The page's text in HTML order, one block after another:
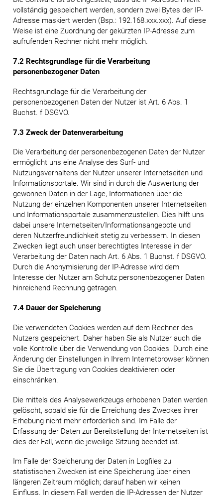
vollständig gespeichert werden, sondern zwei Bytes der IP-
Adresse maskiert werden (Bsp.: 192.168.xxx.xxx). Auf diese
Weise ist eine Zuordnung der gekürzten IP-Adresse zum
aufrufenden Rechner nicht mehr möglich.
7.2 Rechtsgrundlage für die Verarbeitung
personenbezogener Daten
Rechtsgrundlage für die Verarbeitung der
personenbezogenen Daten der Nutzer ist Art. 6 Abs. 1
Buchst. f DSGVO.
7.3 Zweck der Datenverarbeitung
Die Verarbeitung der personenbezogenen Daten der Nutzer
ermöglicht uns eine Analyse des Surf- und
Nutzungsverhaltens der Nutzer unserer Internetseiten und
Informationsportale. Wir sind in durch die Auswertung der
gewonnen Daten in der Lage, Informationen über die
Nutzung der einzelnen Komponenten unserer Internetseiten
und Informationsportale zusammenzustellen. Dies hilft uns
dabei unsere Internetseiten/Informationsangebote und
deren Nutzerfreundlichkeit stetig zu verbessern. In diesen
Zwecken liegt auch unser berechtigtes Interesse in der
Verarbeitung der Daten nach Art. 6 Abs. 1 Buchst. f DSGVO.
Durch die Anonymisierung der IP-Adresse wird dem
Interesse der Nutzer am Schutz personenbezogener Daten
hinreichend Rechnung getragen.
7.4 Dauer der Speicherung
Die verwendeten Cookies werden auf dem Rechner des
Nutzers gespeichert. Daher haben Sie als Nutzer auch die
volle Kontrolle über die Verwendung von Cookies. Durch eine
Änderung der Einstellungen in Ihrem Internetbrowser können
Sie die Übertragung von Cookies deaktivieren oder
einschränken.
Die mittels des Analysewerkzeugs erhobenen Daten werden
gelöscht, sobald sie für die Erreichung des Zweckes ihrer
Erhebung nicht mehr erforderlich sind. Im Falle der
Erfassung der Daten zur Bereitstellung der Internetseiten ist
dies der Fall, wenn die jeweilige Sitzung beendet ist.
Im Falle der Speicherung der Daten in Logfiles zu
statistischen Zwecken ist eine Speicherung über einen
längeren Zeitraum möglich; darauf haben wir keinen
Einfluss. In diesem Fall werden die IP-Adressen der Nutzer